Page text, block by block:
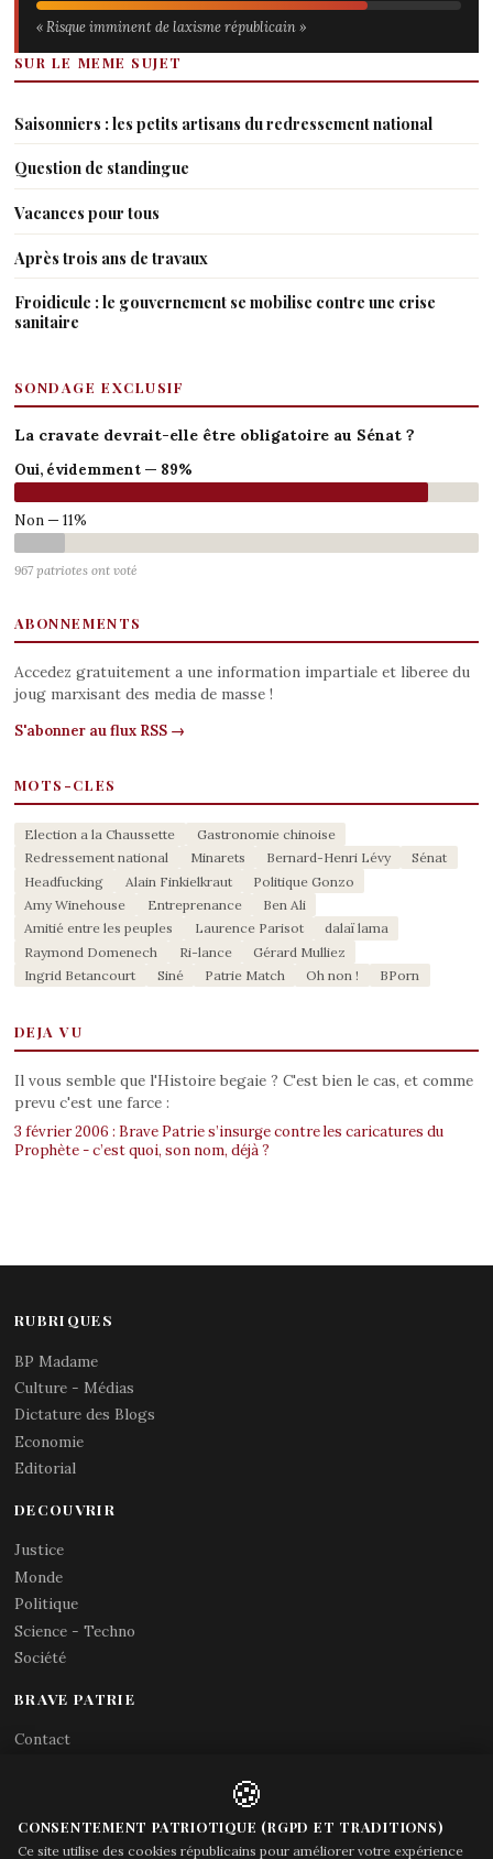
« Risque imminent de laxisme républicain »
SUR LE MEME SUJET
Saisonniers : les petits artisans du redressement national
Question de standingue
Vacances pour tous
Après trois ans de travaux
Froidicule : le gouvernement se mobilise contre une crise
sanitaire
SONDAGE EXCLUSIF
La cravate devrait-elle être obligatoire au Sénat ?
Oui, évidemment — 89%
Non — 11%
967 patriotes ont voté
ABONNEMENTS
Accedez gratuitement a une information impartiale et liberee du
joug marxisant des media de masse !
S'abonner au flux RSS →
MOTS-CLES
Election a la Chaussette
Gastronomie chinoise
Redressement national
Minarets Bernard-Henri Lévy
Sénat
Headfucking
Alain Finkielkraut
Politique Gonzo
Amy Winehouse
Entreprenance
Ben Ali
Amitié entre les peuples
Laurence Parisot
dalaï lama
Raymond Domenech
Ri-lance
Gérard Mulliez
Ingrid Betancourt
Siné Patrie Match Oh non ! BPorn
DEJA VU
Il vous semble que l'Histoire begaie ? C'est bien le cas, et comme
prevu c'est une farce :
3 février 2006 : Brave Patrie s’insurge contre les caricatures du
Prophète - c’est quoi, son nom, déjà ?
RUBRIQUES
BP Madame
Culture - Médias
Dictature des Blogs
Economie
Editorial
DECOUVRIR
Justice
Monde
Politique
Science - Techno
Société
BRAVE PATRIE
Contact
Acces gouvernement
🍪
CONSENTEMENT PATRIOTIQUE (RGPD ET TRADITIONS)
Ce site utilise des cookies républicains pour améliorer votre expérience